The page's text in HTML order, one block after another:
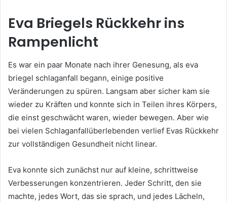
Eva Briegels Rückkehr ins
Rampenlicht
Es war ein paar Monate nach ihrer Genesung, als eva
briegel schlaganfall begann, einige positive
Veränderungen zu spüren. Langsam aber sicher kam sie
wieder zu Kräften und konnte sich in Teilen ihres Körpers,
die einst geschwächt waren, wieder bewegen. Aber wie
bei vielen Schlaganfallüberlebenden verlief Evas Rückkehr
zur vollständigen Gesundheit nicht linear.
Eva konnte sich zunächst nur auf kleine, schrittweise
Verbesserungen konzentrieren. Jeder Schritt, den sie
machte, jedes Wort, das sie sprach, und jedes Lächeln,